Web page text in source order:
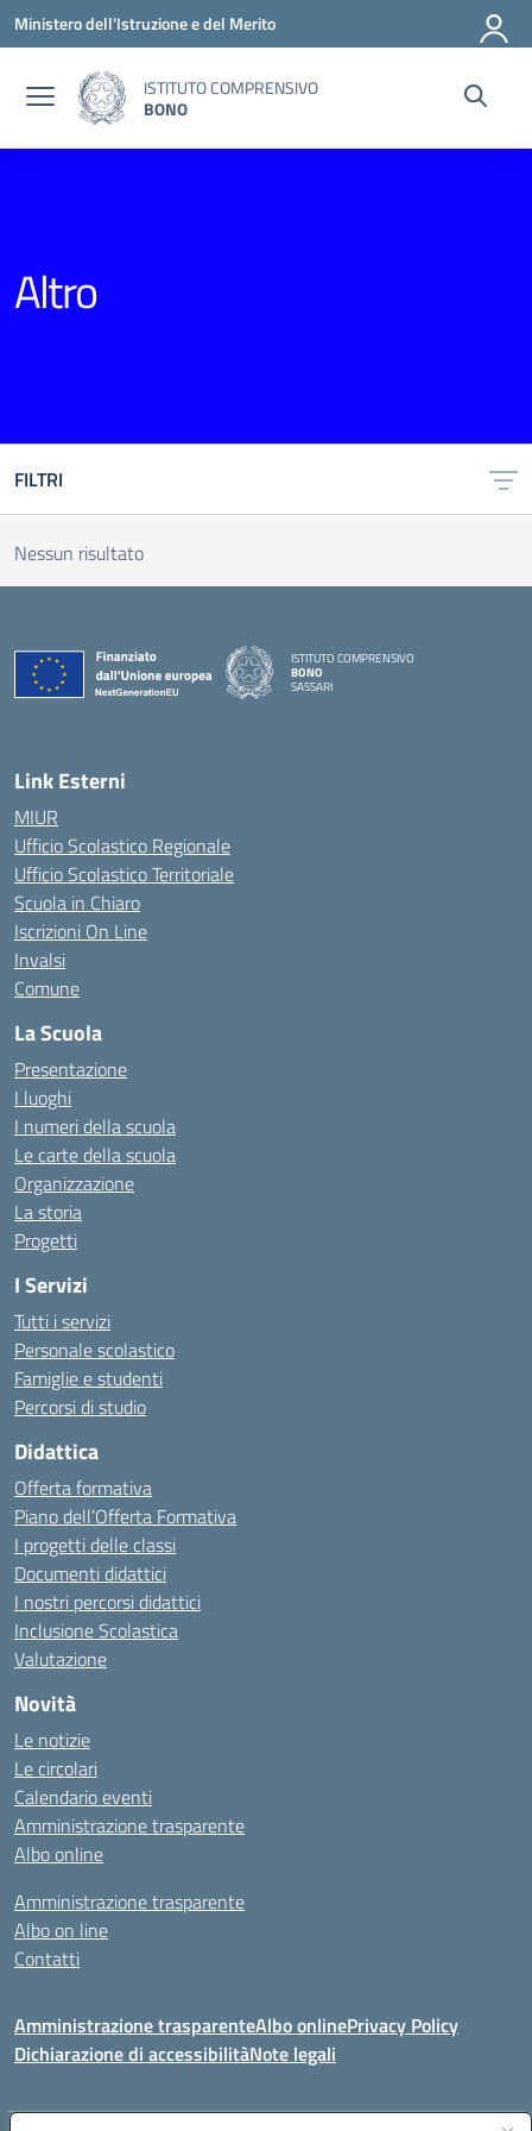
Vai ai contenuti
Vai al menu di navigazione
Vai al footer
Ministero dell'Istruzione e del Merito
ISTITUTO COMPRENSIVO
BONO
Altro
FILTRI
Nessun risultato
ISTITUTO COMPRENSIVO
BONO
SASSARI
Link Esterni
MIUR
Ufficio Scolastico Regionale
Ufficio Scolastico Territoriale
Scuola in Chiaro
Iscrizioni On Line
Invalsi
Comune
La Scuola
Presentazione
I luoghi
I numeri della scuola
Le carte della scuola
Organizzazione
La storia
Progetti
I Servizi
Tutti i servizi
Personale scolastico
Famiglie e studenti
Percorsi di studio
Didattica
Offerta formativa
Piano dell’Offerta Formativa
I progetti delle classi
Documenti didattici
I nostri percorsi didattici
Inclusione Scolastica
Valutazione
Novità
Le notizie
Le circolari
Calendario eventi
Amministrazione trasparente
Albo online
Amministrazione trasparente
Albo on line
Contatti
Amministrazione trasparenteAlbo onlinePrivacy Policy
Dichiarazione di accessibilitàNote legali